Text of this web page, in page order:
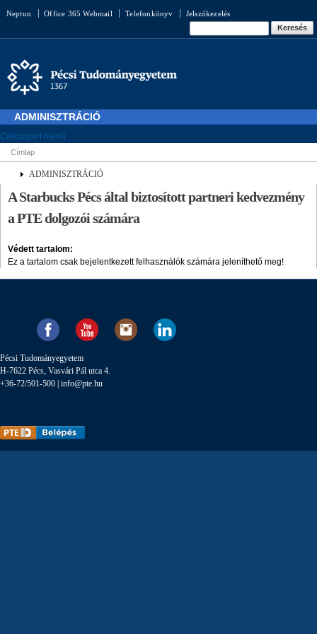
Neptun Office 365 Webmail Telefonkönyv Jelszókezelés
Keresés
ADMINISZTRÁCIÓ
Célcsoport menü
Jelenlegi hely
Címlap
ADMINISZTRÁCIÓ
A Starbucks Pécs által biztosított partneri kedvezmény
a PTE dolgozói számára
Védett tartalom:
Ez a tartalom csak bejelentkezett felhasználók számára jeleníthető meg!
Pécsi Tudományegyetem
H-7622 Pécs, Vasvári Pál utca 4.
+36-72/501-500 | info@pte.hu